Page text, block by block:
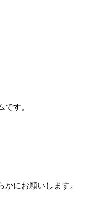
す。
にお願いします。